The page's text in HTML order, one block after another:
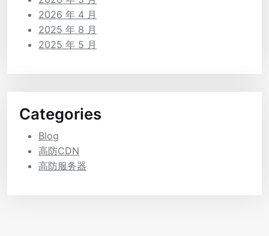
2026 年 4 月
2025 年 8 月
2025 年 5 月
Categories
Blog
高防CDN
高防服务器